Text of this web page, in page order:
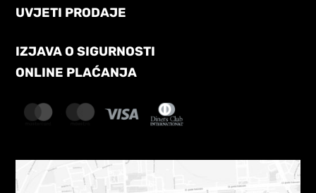
UVJETI PRODAJE
IZJAVA O SIGURNOSTI
ONLINE PLAĆANJA